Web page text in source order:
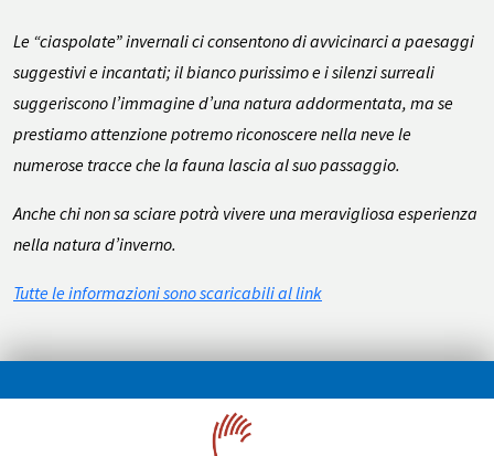
Le “ciaspolate” invernali ci consentono di avvicinarci a paesaggi
suggestivi e incantati; il bianco purissimo e i silenzi surreali
suggeriscono l’immagine d’una natura addormentata, ma se
prestiamo attenzione potremo riconoscere nella neve le
numerose tracce che la fauna lascia al suo passaggio.
Anche chi non sa sciare potrà vivere una meravigliosa esperienza
nella natura d’inverno.
Tutte le informazioni sono scaricabili al link